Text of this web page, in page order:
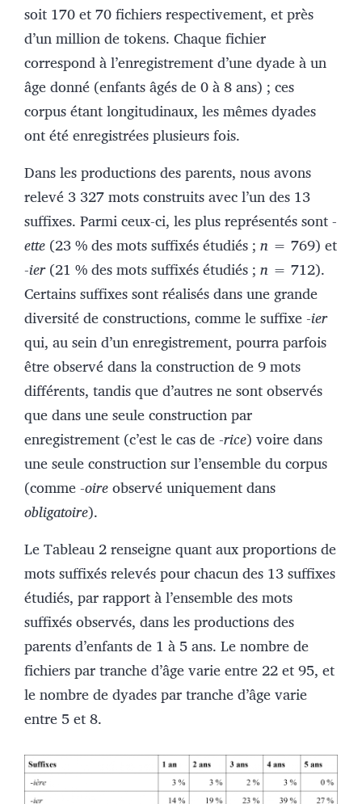
soit 170 et 70 fichiers respectivement, et près
d’un million de tokens. Chaque fichier
correspond à l’enregistrement d’une dyade à un
âge donné (enfants âgés de 0 à 8 ans) ; ces
corpus étant longitudinaux, les mêmes dyades
ont été enregistrées plusieurs fois.
Dans les productions des parents, nous avons
relevé 3 327 mots construits avec l’un des 13
suffixes. Parmi ceux-ci, les plus représentés sont-
ette (23 % des mots suffixés étudiés ; n = 769) et
-ier(21 % des mots suffixés étudiés ; n = 712).
Certains suffixes sont réalisés dans une grande
diversité de constructions, comme le suffixe -ier
qui, au sein d’un enregistrement, pourra parfois
être observé dans la construction de 9 mots
différents, tandis que d’autres ne sont observés
que dans une seule construction par
enregistrement (c’est le cas de -rice) voire dans
une seule construction sur l’ensemble du corpus
(comme -oireobservé uniquement dans
obligatoire).
Le Tableau 2 renseigne quant aux proportions de
mots suffixés relevés pour chacun des 13 suffixes
étudiés, par rapport à l’ensemble des mots
suffixés observés, dans les productions des
parents d’enfants de 1 à 5 ans. Le nombre de
fichiers par tranche d’âge varie entre 22 et 95, et
le nombre de dyades par tranche d’âge varie
entre 5 et 8.